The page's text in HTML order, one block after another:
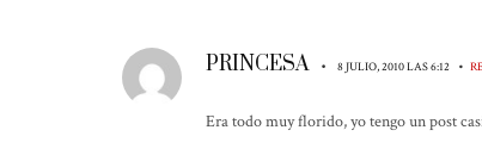
PRINCESA • 8 JULIO, 2010 LAS 6:12 •
Era todo muy florido, yo tengo un post